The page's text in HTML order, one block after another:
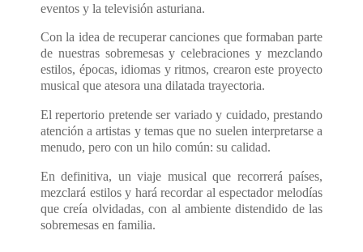
eventos y la televisión asturiana.
Con la idea de recuperar canciones que formaban parte
de nuestras sobremesas y celebraciones y mezclando
estilos, épocas, idiomas y ritmos, crearon este proyecto
musical que atesora una dilatada trayectoria.
El repertorio pretende ser variado y cuidado, prestando
atención a artistas y temas que no suelen interpretarse a
menudo, pero con un hilo común: su calidad.
En definitiva, un viaje musical que recorrerá países,
mezclará estilos y hará recordar al espectador melodías
que creía olvidadas, con al ambiente distendido de las
sobremesas en familia.